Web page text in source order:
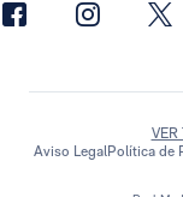
VER
Aviso LegalPolítica de